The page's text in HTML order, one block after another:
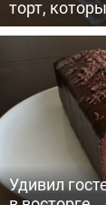
торт,
Удивил